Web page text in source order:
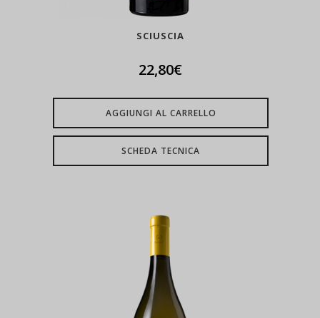
SCIUSCIA
22,80€
AGGIUNGI AL CARRELLO
SCHEDA TECNICA